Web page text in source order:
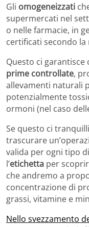
Gli omogeneizzati
supermercati nel
o nelle farmacie, in
certificati secondo
Questo ci garantisce
prime controllate,
allevamenti naturali
potenzialmente
ormoni (nel caso
Se questo ci
trascurare
valida per ogni tipo
l’etichetta per
che andremo a
concentrazione di
grassi, vitamine e
Nello svezzamento